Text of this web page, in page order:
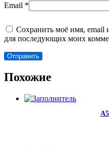
Email *
Сохранить моё имя, email
для последующих моих
Похожие